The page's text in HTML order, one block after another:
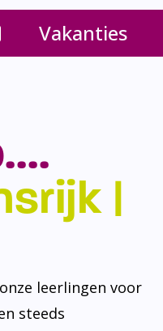
Vakanties
|
leerlingen voor
steeds
goed en